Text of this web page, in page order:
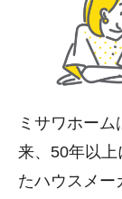
ミサワホー
来、50年以上
たハウスメー